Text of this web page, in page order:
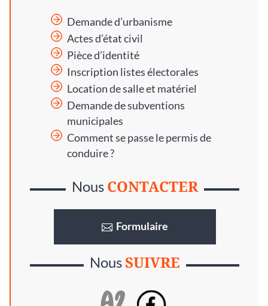
Demande d’urbanisme
Actes d’état civil
Pièce d’identité
Inscription listes électorales
Location de salle et matériel
Demande de subventions
municipales
Comment se passe le permis de
conduire ?
Nous CONTACTER
Formulaire
NousSUIVRE